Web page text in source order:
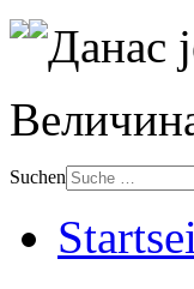
Данас
Suchen